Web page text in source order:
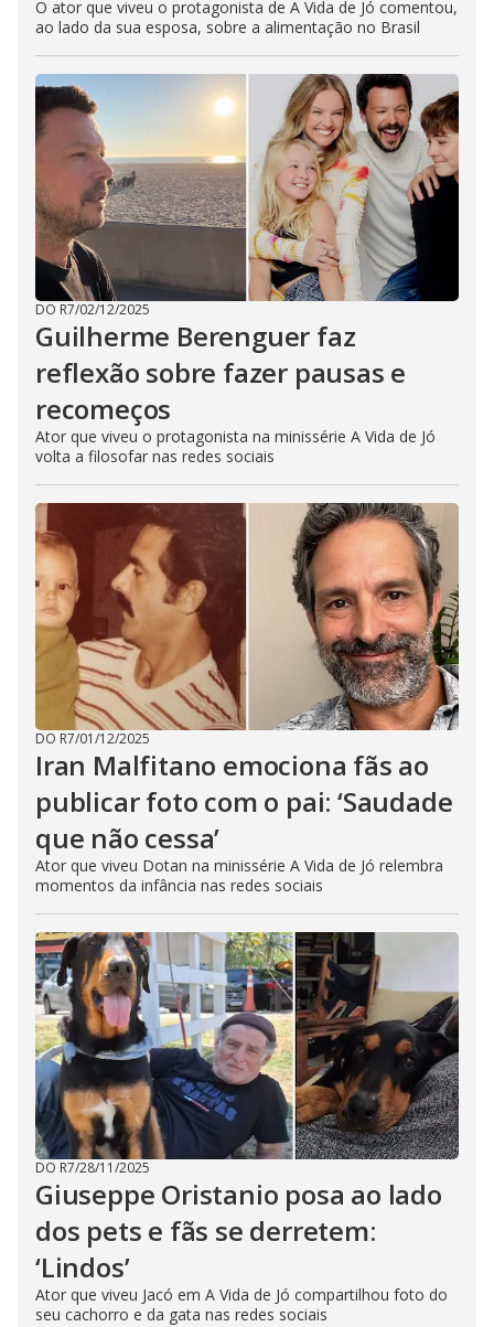
O ator que viveu o protagonista de A Vida de Jó comentou,
ao lado da sua esposa, sobre a alimentação no Brasil
DO R7/02/12/2025
Guilherme Berenguer faz
reflexão sobre fazer pausas e
recomeços
Ator que viveu o protagonista na minissérie A Vida de Jó
volta a filosofar nas redes sociais
DO R7/01/12/2025
Iran Malfitano emociona fãs ao
publicar foto com o pai: ‘Saudade
que não cessa’
Ator que viveu Dotan na minissérie A Vida de Jó relembra
momentos da infância nas redes sociais
DO R7/28/11/2025
Giuseppe Oristanio posa ao lado
dos pets e fãs se derretem:
‘Lindos’
Ator que viveu Jacó em A Vida de Jó compartilhou foto do
seu cachorro e da gata nas redes sociais